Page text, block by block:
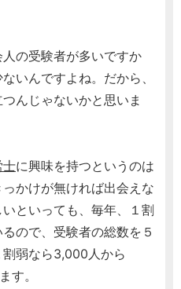
の受験者が多いですか
いんですよね。だから、
んじゃないかと思いま
士に興味を持つというのは
かけが無ければ出会えな
といっても、毎年、１割
ので、受験者の総数を５
弱なら3,000人から
す。